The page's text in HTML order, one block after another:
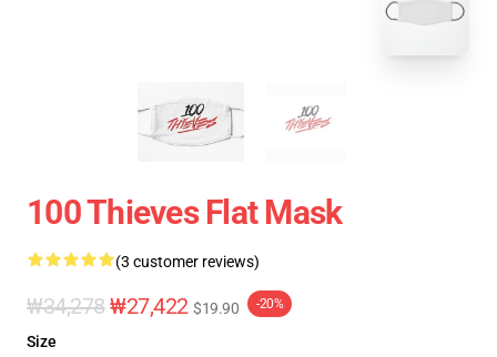
100 Thieves Flat Mask
(3 customer reviews)
₩34,278₩27,422 $19.90 -20%
Size